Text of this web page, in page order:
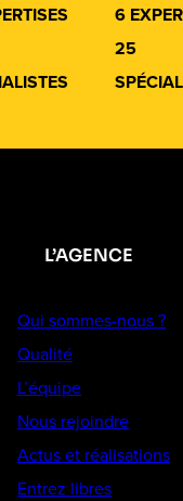
6
25
L’AGENCE
Qui sommes-nous ?
Qualité
L’équipe
Nous rejoindre
Actus et réalisations
Entrez libres